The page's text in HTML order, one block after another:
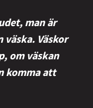
man är
Väskor
om väskan
komma att